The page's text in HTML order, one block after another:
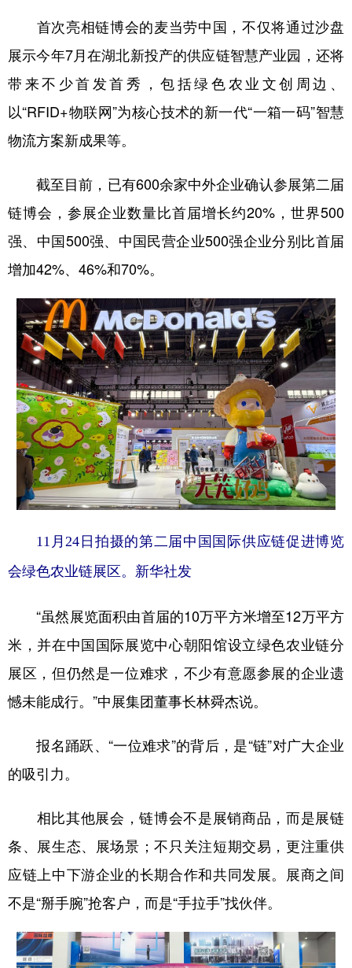
首次亮相链博会的麦当劳中国，不仅将通过沙盘
展示今年7月在湖北新投产的供应链智慧产业园，还将
带来不少首发首秀，包括绿色农业文创周边、
以“RFID+物联网”为核心技术的新一代“一箱一码”智慧
物流方案新成果等。
截至目前，已有600余家中外企业确认参展第二届
链博会，参展企业数量比首届增长约20%，世界500
强、中国500强、中国民营企业500强企业分别比首届
增加42%、46%和70%。
11月24日拍摄的第二届中国国际供应链促进博览
会绿色农业链展区。新华社发
“虽然展览面积由首届的10万平方米增至12万平方
米，并在中国国际展览中心朝阳馆设立绿色农业链分
展区，但仍然是一位难求，不少有意愿参展的企业遗
憾未能成行。”中展集团董事长林舜杰说。
报名踊跃、“一位难求”的背后，是“链”对广大企业
的吸引力。
相比其他展会，链博会不是展销商品，而是展链
条、展生态、展场景；不只关注短期交易，更注重供
应链上中下游企业的长期合作和共同发展。展商之间
不是“掰手腕”抢客户，而是“手拉手”找伙伴。